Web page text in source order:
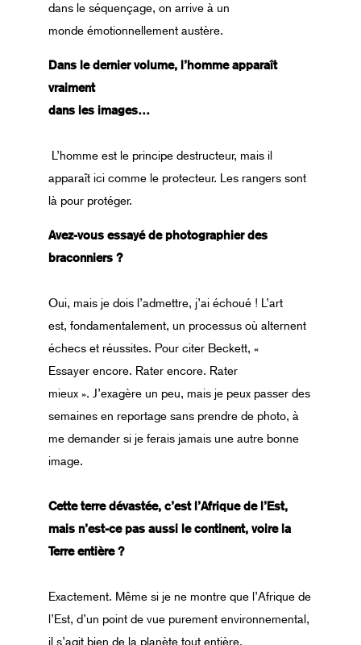
dans le séquençage, on arrive à un
monde émotionnellement austère.
Dans le dernier volume, l’homme apparaît
vraiment
dans les images…
L’homme est le principe destructeur, mais il
apparaît ici comme le protecteur. Les rangers sont
là pour protéger.
Avez-vous essayé de photographier des
braconniers ?
Oui, mais je dois l’admettre, j’ai échoué ! L’art
est, fondamentalement, un processus où alternent
échecs et réussites. Pour citer Beckett, «
Essayer encore. Rater encore. Rater
mieux ». J’exagère un peu, mais je peux passer des
semaines en reportage sans prendre de photo, à
me demander si je ferais jamais une autre bonne
image.
Cette terre dévastée, c’est l’Afrique de l’Est,
mais n’est-ce pas aussi le continent, voire la
Terre entière ?
Exactement. Même si je ne montre que l’Afrique de
l’Est, d’un point de vue purement environnemental,
il s’agit bien de la planète tout entière.